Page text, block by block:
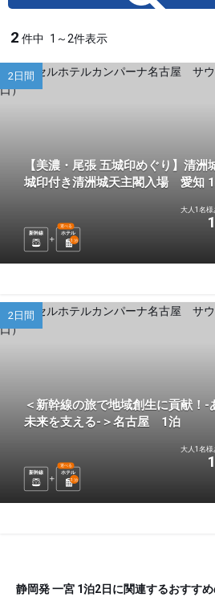
2 件中 1～2件表示
2日間
【美濃・尾張 五城印めぐり】清
城印付き清洲城天主閣入場 愛知 1
新幹線 ホテル
選べる
1 泊
大人1名様
2日間
＜新幹線の旅で地域創生に貢献！
未来を支える-＞名古屋 1泊
新幹線 ホテル
選べる
1 泊
大人1名様
静岡発 一宮 1泊2日に関連するおすす